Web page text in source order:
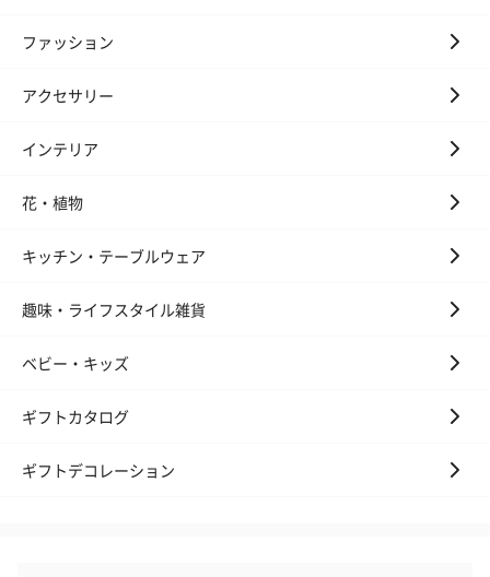
（2,390円）
ル）（1,760
紅茶・コーヒー・スイーツ
紅茶・コーヒー・スイーツを同梱してお届けいたします。ギフト
への＋αにおすすめです。
ファッション
アクセサリー
インテリア
花・植物
キッチン・テーブルウェア
趣味・ライフスタイル雑貨
ベビー・キッズ
ギフトカタログ
ギフトデコレーション